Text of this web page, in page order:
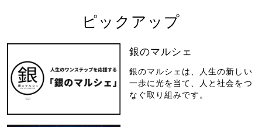
ピックアップ
銀のマルシェ
銀のマルシェは、人生の新しい
一歩に光を当て、人と社会をつ
なぐ取り組みです。